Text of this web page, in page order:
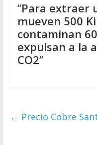
“Para extraer
mueven 500
contaminan
expulsan a la
CO2“
← Precio Cobre